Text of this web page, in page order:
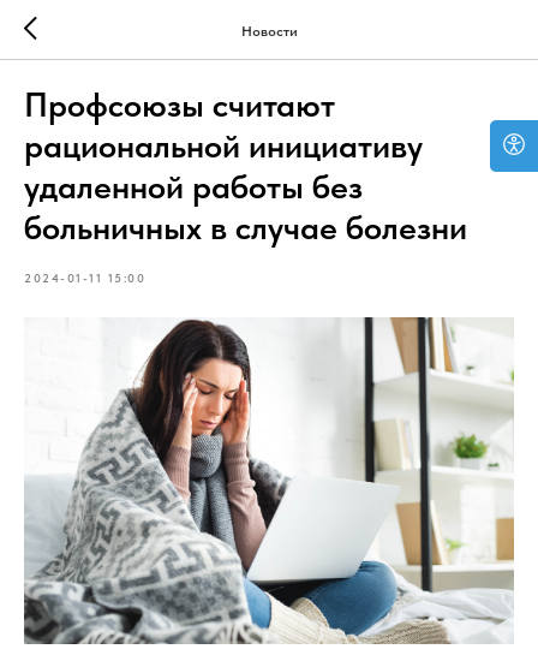
Новости
Профсоюзы считают
рациональной инициативу
удаленной работы без
больничных в случае болезни
2024-01-11 15:00